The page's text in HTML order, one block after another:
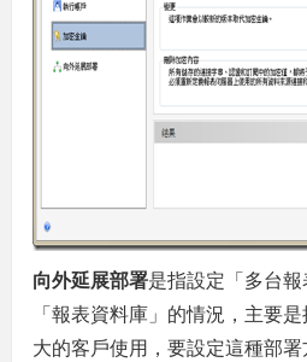
向外延展部署是指設定「多台
「報表資料庫」的情況，主要
大的客戶使用，要設定這種部